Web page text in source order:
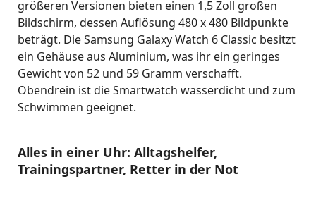
größeren Versionen bieten einen 1,5 Zoll großen
Bildschirm, dessen Auflösung 480 x 480 Bildpunkte
beträgt. Die Samsung Galaxy Watch 6 Classic besitzt
ein Gehäuse aus Aluminium, was ihr ein geringes
Gewicht von 52 und 59 Gramm verschafft.
Obendrein ist die Smartwatch wasserdicht und zum
Schwimmen geeignet.
Alles in einer Uhr: Alltagshelfer,
Trainingspartner, Retter in der Not